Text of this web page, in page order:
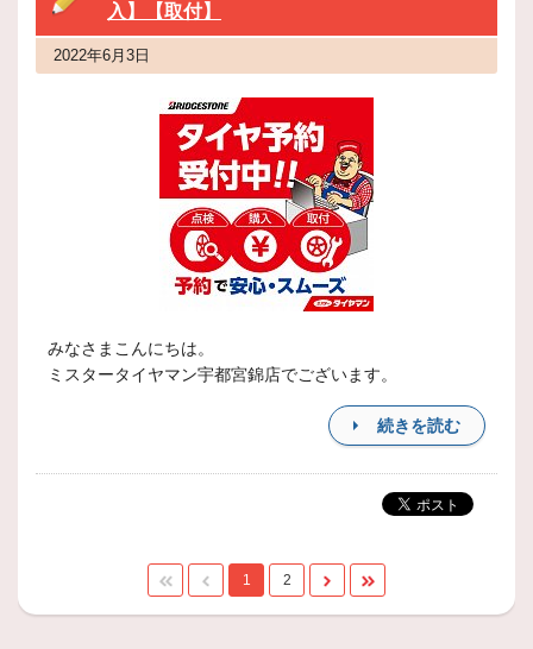
入】【取付】
2022年6月3日
みなさまこんにちは。
ミスタータイヤマン宇都宮錦店でございます。
続きを読む
1 2